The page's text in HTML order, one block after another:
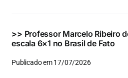
>> Professor Marcelo Ribeiro
escala 6×1 no Brasil de Fato
Publicado em 17/07/2026